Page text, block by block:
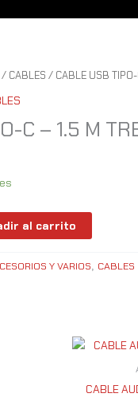
/ CABLES / CABLE USB
C – 1.5 M
al carrito
Y VARIOS, CABLES
CABLE